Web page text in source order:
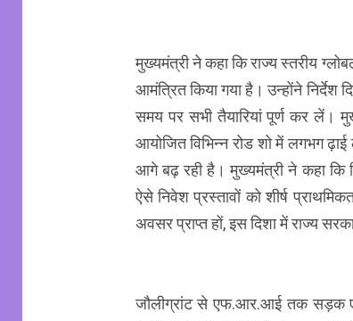
मुख्यमंत्री ने कहा कि राज्य स्तरीय
आमंत्रित किया गया है। उन्होंने
समय पर सभी तैयारियां पूर्ण कर लें।
आयोजित विभिन्न रोड शो में लगभग
आगे बढ़ रही है। मुख्यमंत्री ने कहा कि
ऐसे निवेश प्रस्तावों को शीर्ष
अवसर प्राप्त हों, इस दिशा में राज्य
जौलीग्रांट से एफ.आर.आई तक सड़क एवं